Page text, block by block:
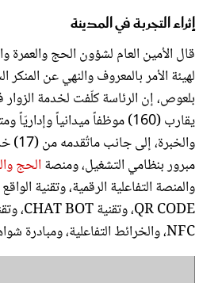
إثراء التجربة في المدينة
قال الأمين العام لشؤون الحج والعمرة
لهيئة الأمر بالمعروف والنهي عن
بلعوص، إن الرئاسة كلّفت لخدمة
يقارب (160) موظفاً ميدانياً
مبرور بنظامي التشغيل، ومنصةالحج
NFC، والخرائط التفاعلية، ومبادرة شواهد.